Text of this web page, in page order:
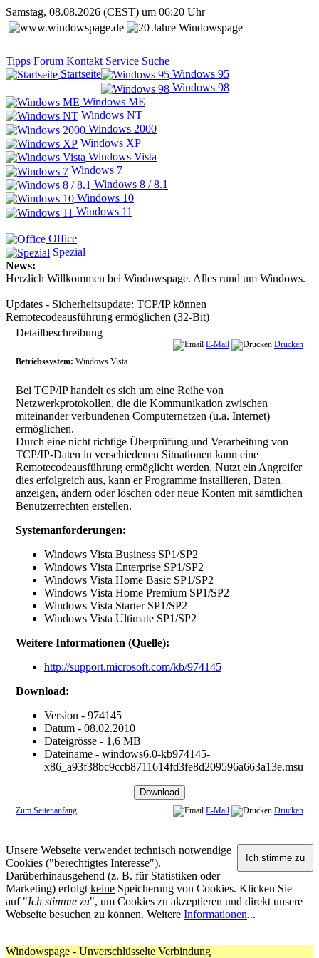
Samstag, 08.08.2026 (CEST) um 06:20 Uhr
Tipps Forum Kontakt Service Suche
Startseite
Windows 95
Windows 98
Windows ME
Windows NT
Windows 2000
Windows XP
Windows Vista
Windows 7
Windows 8 / 8.1
Windows 10
Windows 11
Office
Spezial
News:
Herzlich Willkommen bei Windowspage. Alles rund um Windows.
Updates - Sicherheitsupdate: TCP/IP können
Remotecodeausführung ermöglichen (32-Bit)
Detailbeschreibung
E-Mail
Drucken
Betriebssystem: Windows Vista
Bei TCP/IP handelt es sich um eine Reihe von
Netzwerkprotokollen, die die Kommunikation zwischen
miteinander verbundenen Computernetzen (u.a. Internet)
ermöglichen.
Durch eine nicht richtige Überprüfung und Verarbeitung von
TCP/IP-Daten in verschiedenen Situationen kann eine
Remotecodeausführung ermöglicht werden. Nutzt ein Angreifer
dies erfolgreich aus, kann er Programme installieren, Daten
anzeigen, ändern oder löschen oder neue Konten mit sämtlichen
Benutzerrechten erstellen.
Systemanforderungen:
Windows Vista Business SP1/SP2
Windows Vista Enterprise SP1/SP2
Windows Vista Home Basic SP1/SP2
Windows Vista Home Premium SP1/SP2
Windows Vista Starter SP1/SP2
Windows Vista Ultimate SP1/SP2
Weitere Informationen (Quelle):
http://support.microsoft.com/kb/974145
Download:
Version - 974145
Datum - 08.02.2010
Dateigrösse - 1,6 MB
Dateiname - windows6.0-kb974145-
x86_a93f38bc9ccb8711614fd3fe8d209596a663a13e.msu
Zum Seitenanfang E-Mail Drucken
Unsere Webseite verwendet technisch notwendige
Cookies ("berechtigtes Interesse").
Darüberhinausgehend (z. B. für Statistiken oder
Marketing) erfolgt keine Speicherung von Cookies. Klicken Sie
auf "Ich stimme zu", um Cookies zu akzeptieren und direkt unsere
Webseite besuchen zu können. Weitere Informationen...
Windowspage - Unverschlüsselte Verbindung